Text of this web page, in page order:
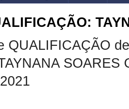
QUALIFICAÇÃO
SOARES